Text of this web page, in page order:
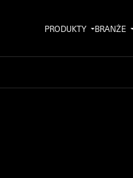
PRODUKTY BRANŻE